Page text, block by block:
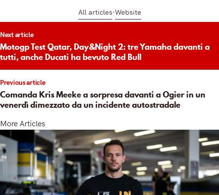
All articles Website
Previous article
Comanda Kris Meeke a sorpresa davanti a Ogier in un
venerdì dimezzato da un incidente autostradale
Next article
Motogp Test Qatar, Day&Night 2: tre Yamaha davanti a
tutti, anche Ducati ha bevuto Red Bull
More Articles